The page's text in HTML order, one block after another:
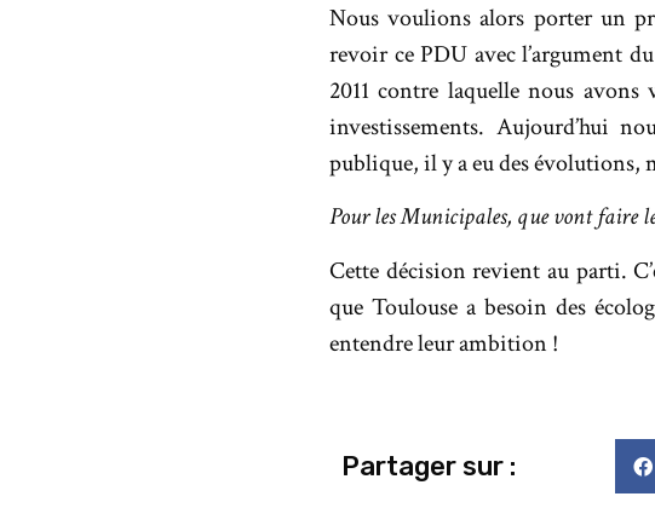
Nous voulions alors porter un
revoir ce PDU avec l’argument
2011 contre laquelle nous
investissements. Aujourd’hui
publique, il y a eu des évolutions,
Pour les Municipales, que vont faire
Cette décision revient au parti.
que Toulouse a besoin des
entendre leur ambition !
Partager sur :